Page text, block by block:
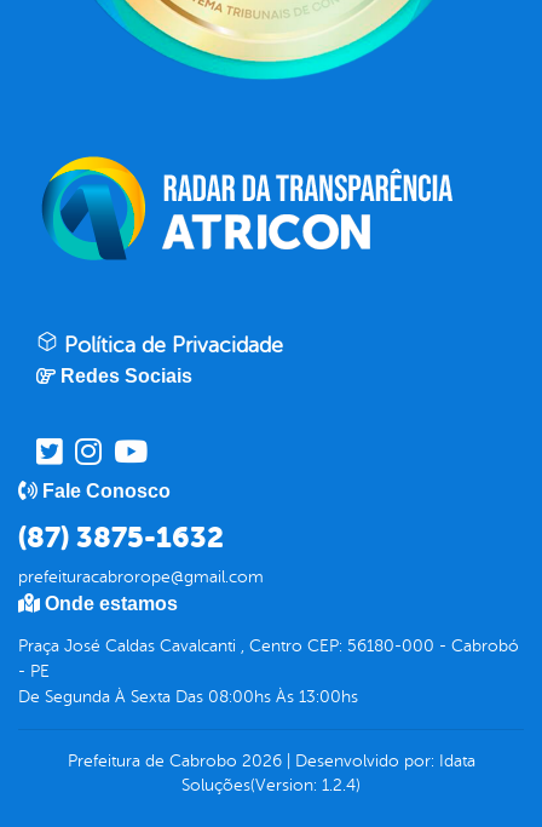
Política de Privacidade
Redes Sociais
Fale Conosco
(87) 3875-1632
prefeituracabrorope@gmail.com
Onde estamos
Praça José Caldas Cavalcanti , Centro CEP: 56180-000 - Cabrobó
- PE
De Segunda À Sexta Das 08:00hs Às 13:00hs
Prefeitura de Cabrobo 2026| Desenvolvido por: Idata
Soluções(Version: 1.2.4)